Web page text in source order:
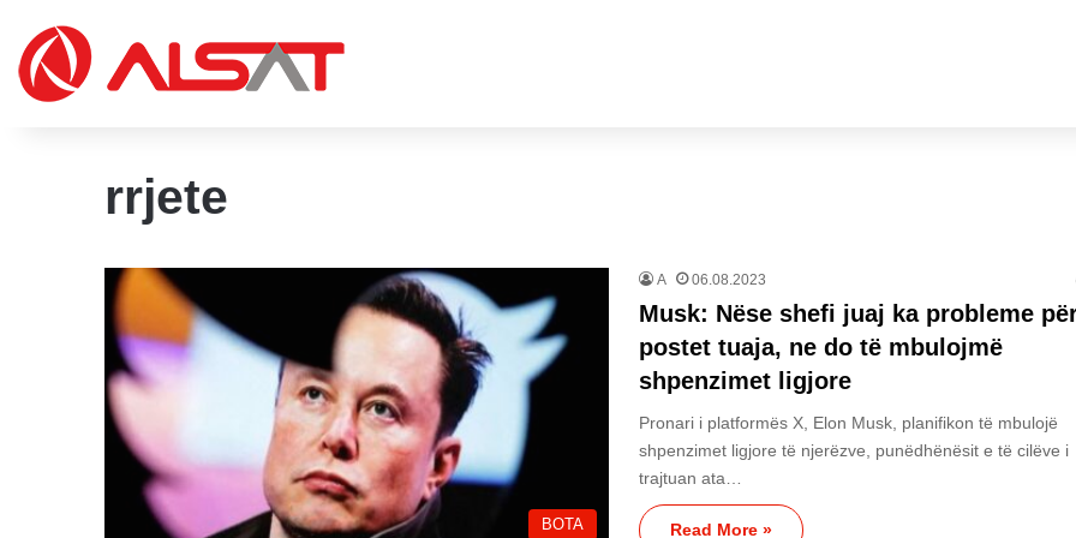
rrjete
BOTA
A 06.08.2023
Musk: Nëse shefi juaj ka probleme
postet tuaja, ne do të mbulojmë
shpenzimet ligjore
Pronari i platformës X, Elon Musk, planifikon të mbulojë
shpenzimet ligjore të njerëzve, punëdhënësit e të cilëve i
trajtuan ata…
Read More »